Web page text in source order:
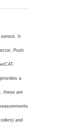
sensor. It
Push
a
these are
and